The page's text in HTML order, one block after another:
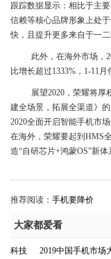
跟踪数据显示：相比于主
信赖等核心品牌形象上处
快，且提升更多来自于一二
此外，在海外市场，
比增长超过1333%，1-11
展望2020，荣耀将厚
建全场景，拓展全渠道》
2020全面开启智能手机市
在海外，荣耀要起到HMS
造“自研芯片+鸿蒙OS”新体
推荐阅读： 手机要降价
大家都爱看
科技 2019中国手机市场